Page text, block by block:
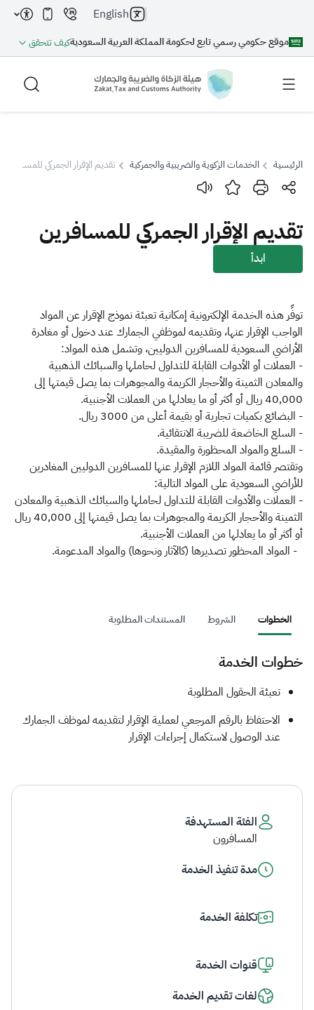
موقع حكومي رسمي تابع لحكومة المملكة العربية السعوديةكيف تتحقق
English
بحث
بحث بحث AI
الزكاة الجمارك
ضريبة القيمة المضافة
الإقرار الضريبي
التصرفات العقارية
الرئيسية الخدمات الزكوية والضريبية والجمركية تقديم الإقرار الجمركي للمسافرين
تقديم الإقرار الجمركي للمسافرين
ابدأ
توفِّر هذه الخدمة الإلكترونية إمكانية تعبئة نموذج الإقرار عن المواد
الواجب الإقرار عنها، وتقديمه لموظفي الجمارك عند دخول أو مغادرة
الأراضي السعودية للمسافرين الدوليين، وتشمل هذه المواد:
- العملات أو الأدوات القابلة للتداول لحاملها والسبائك الذهبية
والمعادن الثمينة والأحجار الكريمة والمجوهرات بما يصل قيمتها إلى
40,000 ريال أو أكثر أو ما يعادلها من العملات الأجنبية.
- البضائع بكميات تجارية أو بقيمة أعلى من 3000 ريال.
- السلع الخاضعة للضريبة الانتقائية.
- السلع والمواد المحظورة والمقيدة.
وتقتصر قائمة المواد اللازم الإقرار عنها للمسافرين الدوليين المغادرين
للأراضي السعودية على المواد التالية:
- العملات والأدوات القابلة للتداول لحاملها والسبائك الذهبية والمعادن
الثمينة والأحجار الكريمة والمجوهرات بما يصل قيمتها إلى 40,000 ريال
أو أكثر أو ما يعادلها من العملات الأجنبية.
- المواد المحظور تصديرها (كالآثار ونحوها) والمواد المدعومة.
الخطوات الشروط المستندات المطلوبة
خطوات الخدمة
​​​​​تعبئة الحقول المطلوبة
الاحتفاظ بالرقم المرجعي لعملية الإقرار لتقديمه لموظف الجمارك
عند الوصول لاستكمال إجراءات الإقرار​​
الفئة المستهدفة
المسافرون
مدة تنفيذ الخدمة
تكلفة الخدمة
قنوات الخدمة
لغات تقديم الخدمة